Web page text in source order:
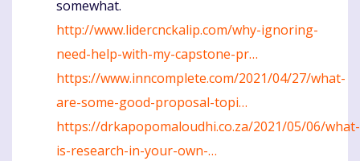
somewhat.
http://www.lidercnckalip.com/why-ignoring-
need-help-with-my-capstone-pr…
https://www.inncomplete.com/2021/04/27/what-
are-some-good-proposal-topi…
https://drkapopomaloudhi.co.za/2021/05/06/what-
is-research-in-your-own-…